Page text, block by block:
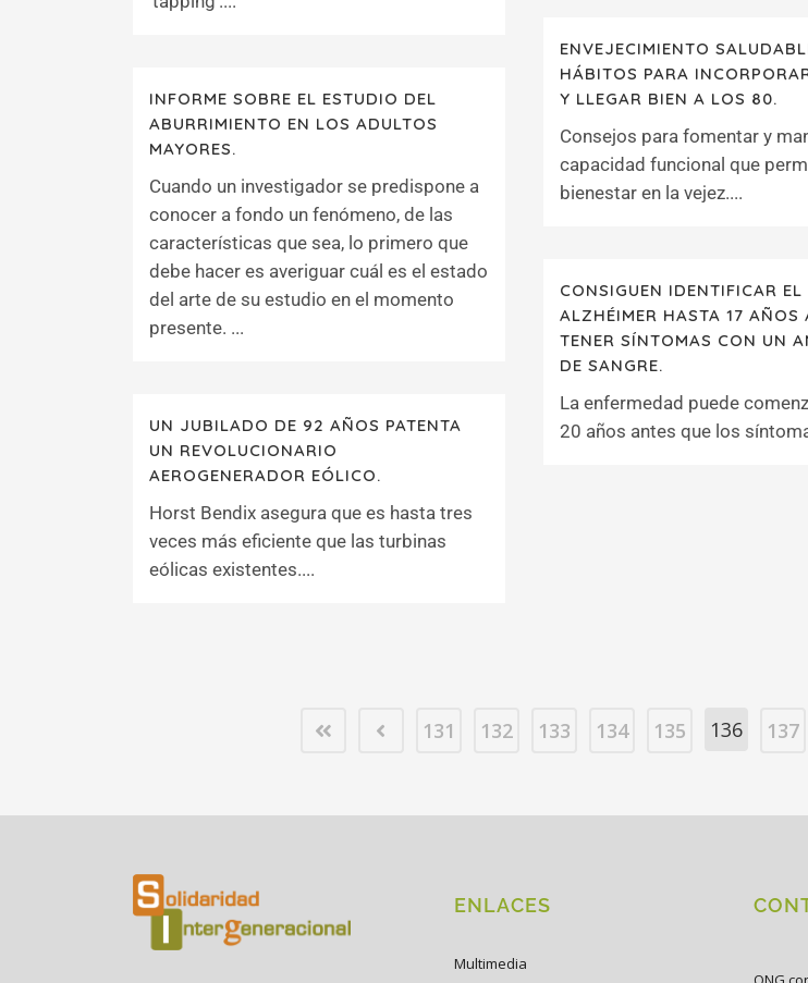
ENVEJECIMIENTO
HÁBITOS PARA
Y LLEGAR BIEN A LOS 80.
Consejos para fomentar y
capacidad funcional que
bienestar en la vejez....
INFORME SOBRE EL ESTUDIO DEL
ABURRIMIENTO EN LOS ADULTOS
MAYORES.
Cuando un investigador se predispone a
conocer a fondo un fenómeno, de las
características que sea, lo primero que
debe hacer es averiguar cuál es el estado
del arte de su estudio en el momento
presente. ...
CONSIGUEN IDENTIFICAR EL
ALZHÉIMER HASTA 17 AÑOS
TENER SÍNTOMAS CON UN
DE SANGRE.
La enfermedad puede
20 años antes que los
UN JUBILADO DE 92 AÑOS PATENTA
UN REVOLUCIONARIO
AEROGENERADOR EÓLICO.
Horst Bendix asegura que es hasta tres
veces más eficiente que las turbinas
eólicas existentes....
131 132 133 134 135 136 137
ENLACES
Multimedia